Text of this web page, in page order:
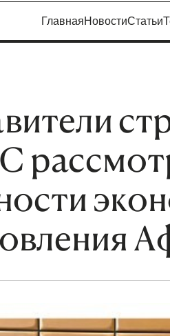
ГлавнаяНовостиСтатьи